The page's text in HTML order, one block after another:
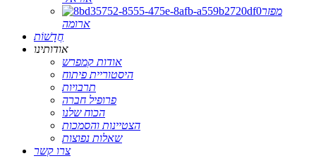
מפזר
ארומה
חֲדָשׁוֹת
אודותינו
אודות קמפרש
היסטוריית פיתוח
תרבויות
פרופיל חברה
הכוח שלנו
הצטיינות והסמכות
שאלות נפוצות
צרו קשר